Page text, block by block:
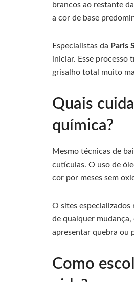
brancos ao restante
a cor de base
Especialistas da Paris
iniciar. Esse processo
grisalho total muito
Quais
química?
Mesmo técnicas de
cutículas. O uso de
cor por meses sem
O sites
de qualquer
apresentar quebra ou
Como